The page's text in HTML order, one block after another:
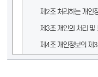
제2조 처리하는 개인
제3조 개인의 처리 및
제4조 개인정보의 제
제5조 개인정보 처리